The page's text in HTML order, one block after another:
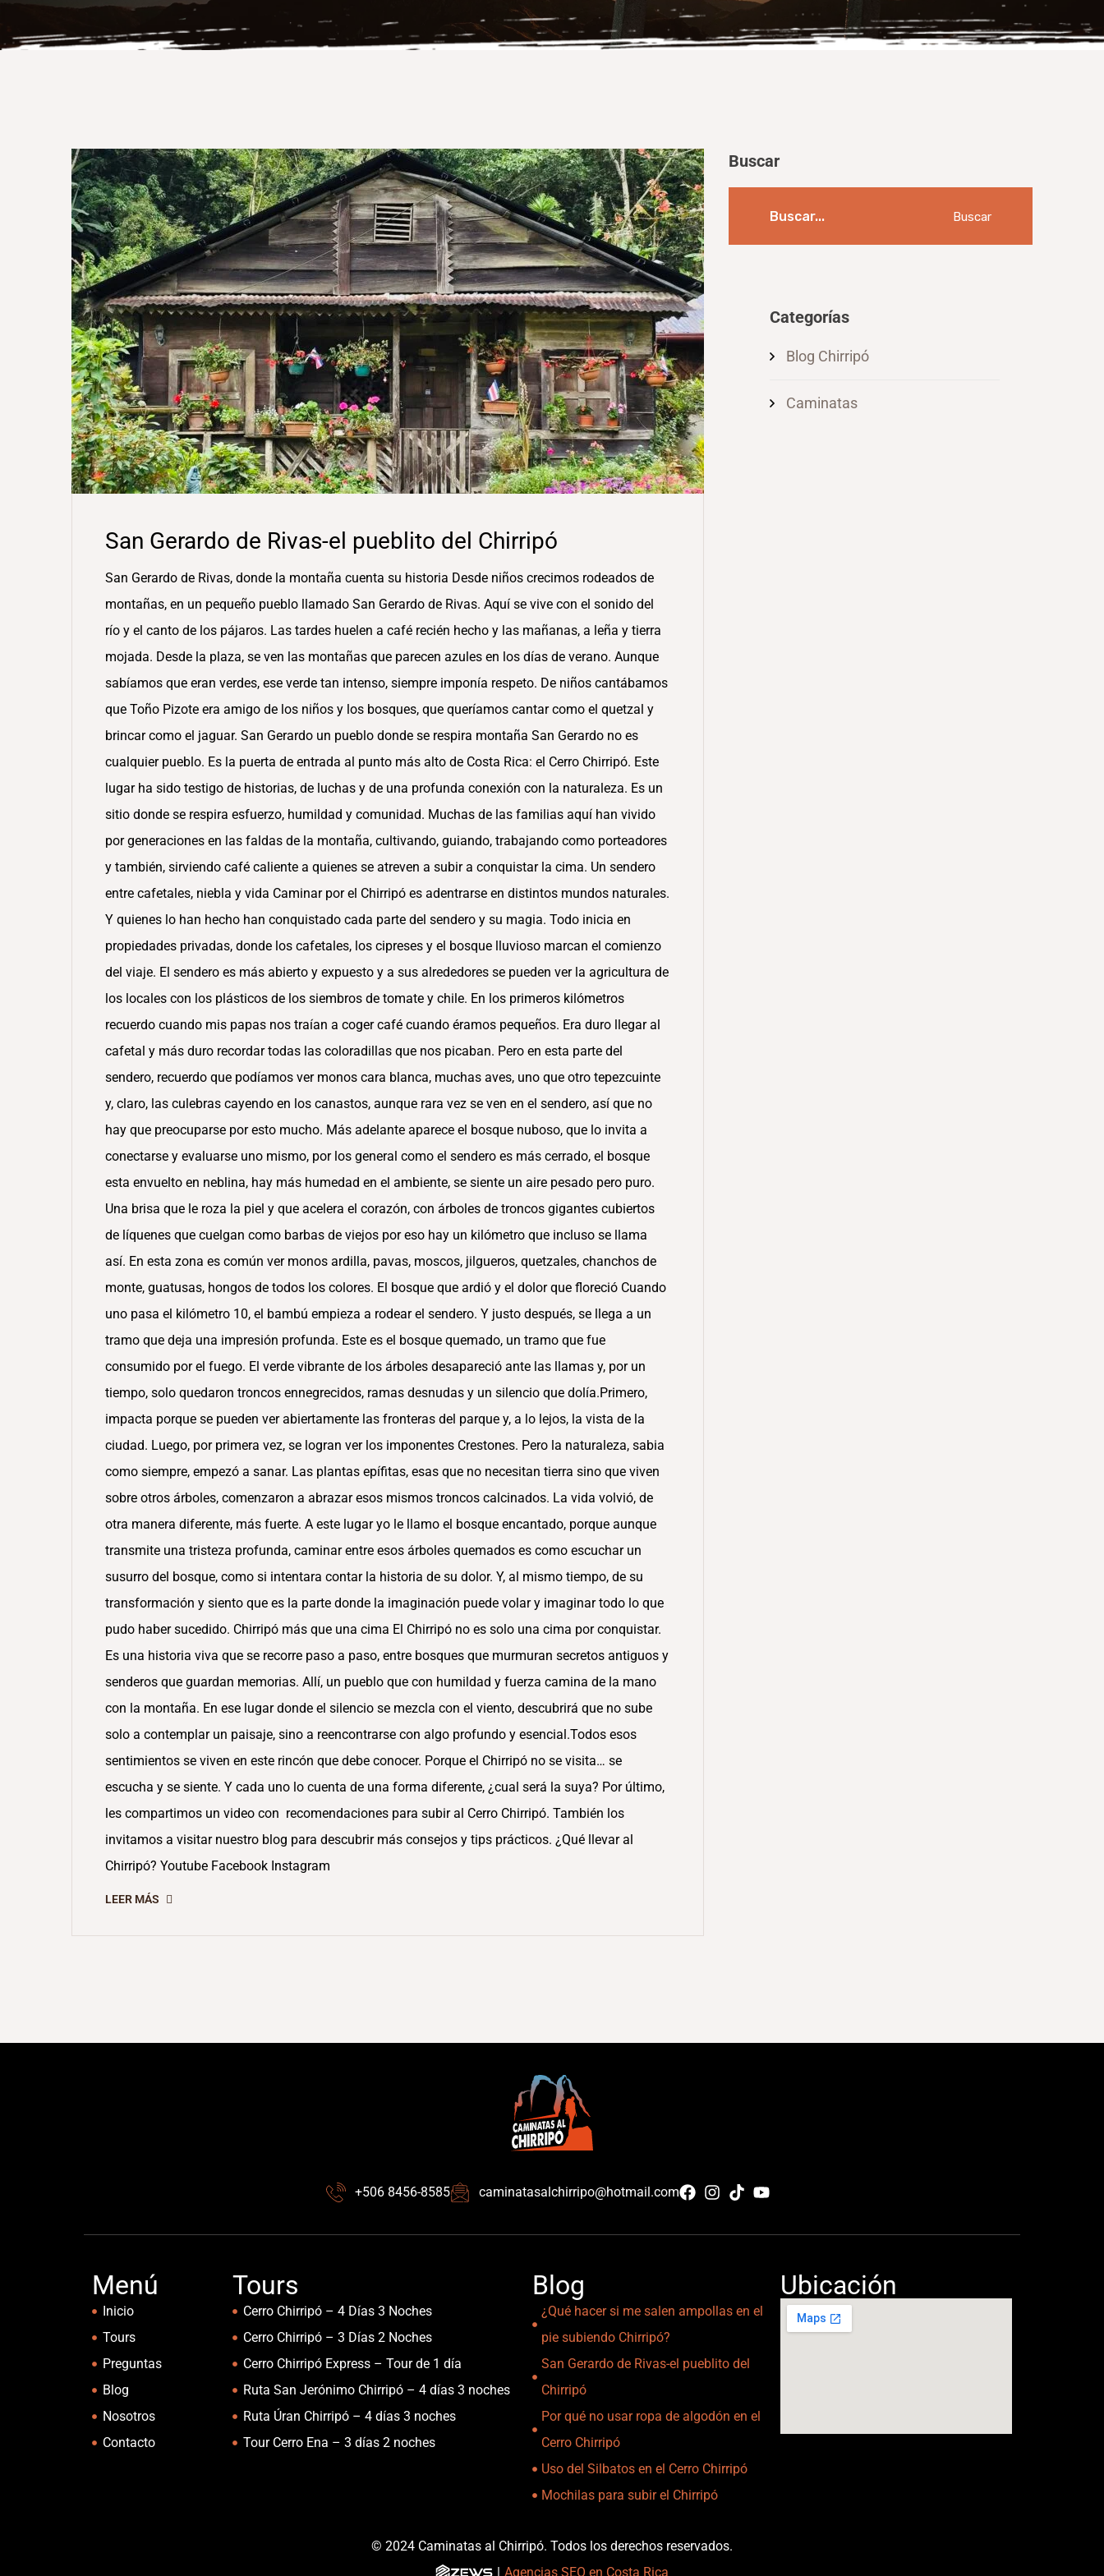
San Gerardo de Rivas-el pueblito del Chirripó
San Gerardo de Rivas, donde la montaña cuenta su historia Desde niños crecimos rodeados de
montañas, en un pequeño pueblo llamado San Gerardo de Rivas. Aquí se vive con el sonido del
río y el canto de los pájaros. Las tardes huelen a café recién hecho y las mañanas, a leña y tierra
mojada. Desde la plaza, se ven las montañas que parecen azules en los días de verano. Aunque
sabíamos que eran verdes, ese verde tan intenso, siempre imponía respeto. De niños cantábamos
que Toño Pizote era amigo de los niños y los bosques, que queríamos cantar como el quetzal y
brincar como el jaguar. San Gerardo un pueblo donde se respira montaña San Gerardo no es
cualquier pueblo. Es la puerta de entrada al punto más alto de Costa Rica: el Cerro Chirripó. Este
lugar ha sido testigo de historias, de luchas y de una profunda conexión con la naturaleza. Es un
sitio donde se respira esfuerzo, humildad y comunidad. Muchas de las familias aquí han vivido
por generaciones en las faldas de la montaña, cultivando, guiando, trabajando como porteadores
y también, sirviendo café caliente a quienes se atreven a subir a conquistar la cima. Un sendero
entre cafetales, niebla y vida Caminar por el Chirripó es adentrarse en distintos mundos naturales.
Y quienes lo han hecho han conquistado cada parte del sendero y su magia. Todo inicia en
propiedades privadas, donde los cafetales, los cipreses y el bosque lluvioso marcan el comienzo
del viaje. El sendero es más abierto y expuesto y a sus alrededores se pueden ver la agricultura de
los locales con los plásticos de los siembros de tomate y chile. En los primeros kilómetros
recuerdo cuando mis papas nos traían a coger café cuando éramos pequeños. Era duro llegar al
cafetal y más duro recordar todas las coloradillas que nos picaban. Pero en esta parte del
sendero, recuerdo que podíamos ver monos cara blanca, muchas aves, uno que otro tepezcuinte
y, claro, las culebras cayendo en los canastos, aunque rara vez se ven en el sendero, así que no
hay que preocuparse por esto mucho. Más adelante aparece el bosque nuboso, que lo invita a
conectarse y evaluarse uno mismo, por los general como el sendero es más cerrado, el bosque
esta envuelto en neblina, hay más humedad en el ambiente, se siente un aire pesado pero puro.
Una brisa que le roza la piel y que acelera el corazón, con árboles de troncos gigantes cubiertos
de líquenes que cuelgan como barbas de viejos por eso hay un kilómetro que incluso se llama
así. En esta zona es común ver monos ardilla, pavas, moscos, jilgueros, quetzales, chanchos de
monte, guatusas, hongos de todos los colores. El bosque que ardió y el dolor que floreció Cuando
uno pasa el kilómetro 10, el bambú empieza a rodear el sendero. Y justo después, se llega a un
tramo que deja una impresión profunda. Este es el bosque quemado, un tramo que fue
consumido por el fuego. El verde vibrante de los árboles desapareció ante las llamas y, por un
tiempo, solo quedaron troncos ennegrecidos, ramas desnudas y un silencio que dolía.Primero,
impacta porque se pueden ver abiertamente las fronteras del parque y, a lo lejos, la vista de la
ciudad. Luego, por primera vez, se logran ver los imponentes Crestones. Pero la naturaleza, sabia
como siempre, empezó a sanar. Las plantas epífitas, esas que no necesitan tierra sino que viven
sobre otros árboles, comenzaron a abrazar esos mismos troncos calcinados. La vida volvió, de
otra manera diferente, más fuerte. A este lugar yo le llamo el bosque encantado, porque aunque
transmite una tristeza profunda, caminar entre esos árboles quemados es como escuchar un
susurro del bosque, como si intentara contar la historia de su dolor. Y, al mismo tiempo, de su
transformación y siento que es la parte donde la imaginación puede volar y imaginar todo lo que
pudo haber sucedido. Chirripó más que una cima El Chirripó no es solo una cima por conquistar.
Es una historia viva que se recorre paso a paso, entre bosques que murmuran secretos antiguos y
senderos que guardan memorias. Allí, un pueblo que con humildad y fuerza camina de la mano
con la montaña. En ese lugar donde el silencio se mezcla con el viento, descubrirá que no sube
solo a contemplar un paisaje, sino a reencontrarse con algo profundo y esencial.Todos esos
sentimientos se viven en este rincón que debe conocer. Porque el Chirripó no se visita… se
escucha y se siente. Y cada uno lo cuenta de una forma diferente, ¿cual será la suya? Por último,
les compartimos un video con recomendaciones para subir al Cerro Chirripó. También los
invitamos a visitar nuestro blog para descubrir más consejos y tips prácticos. ¿Qué llevar al
Chirripó? Youtube Facebook Instagram
LEER MÁS
Buscar
Buscar
Categorías
Blog Chirripó
Caminatas
+506 8456-8585 caminatasalchirripo@hotmail.com
Menú
Inicio
Tours
Preguntas
Blog
Nosotros
Contacto
Tours
Cerro Chirripó – 4 Días 3 Noches
Cerro Chirripó – 3 Días 2 Noches
Cerro Chirripó Express – Tour de 1 día
Ruta San Jerónimo Chirripó – 4 días 3 noches
Ruta Úran Chirripó – 4 días 3 noches
Tour Cerro Ena – 3 días 2 noches
Blog
¿Qué hacer si me salen ampollas en el
pie subiendo Chirripó?
San Gerardo de Rivas-el pueblito del
Chirripó
Por qué no usar ropa de algodón en el
Cerro Chirripó
Uso del Silbatos en el Cerro Chirripó
Mochilas para subir el Chirripó
Ubicación
© 2024 Caminatas al Chirripó. Todos los derechos reservados.
| Agencias SEO en Costa Rica